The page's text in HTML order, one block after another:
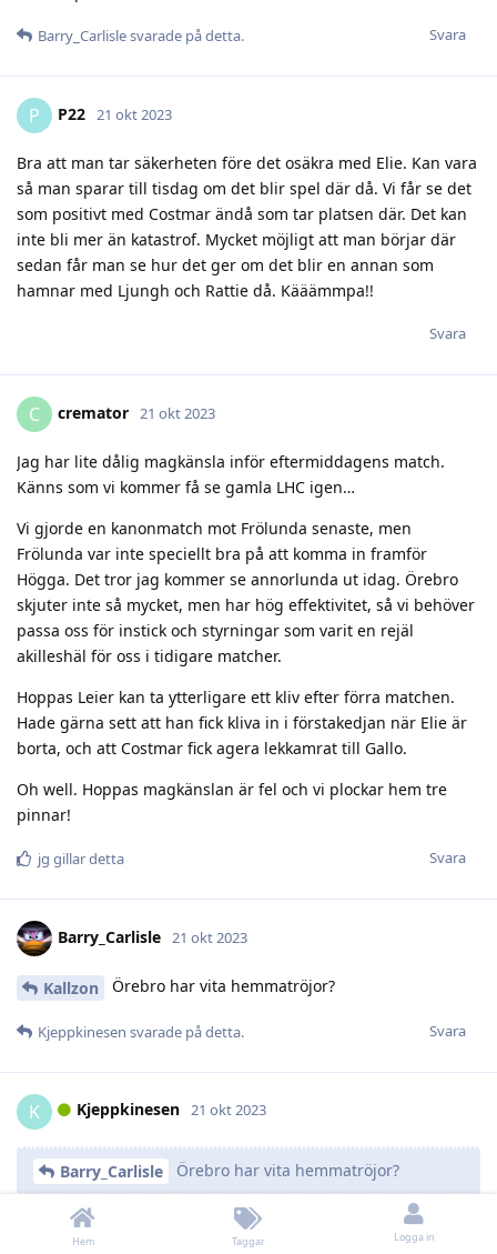
Svara
Barry_Carlislesvarade på detta.
P P22 21 okt 2023
Bra att man tar säkerheten före det osäkra med Elie. Kan vara
så man sparar till tisdag om det blir spel där då. Vi får se det
som positivt med Costmar ändå som tar platsen där. Det kan
inte bli mer än katastrof. Mycket möjligt att man börjar där
sedan får man se hur det ger om det blir en annan som
hamnar med Ljungh och Rattie då. Kääämmpa!!
Svara
C cremator 21 okt 2023
Jag har lite dålig magkänsla inför eftermiddagens match.
Känns som vi kommer få se gamla LHC igen…
Vi gjorde en kanonmatch mot Frölunda senaste, men
Frölunda var inte speciellt bra på att komma in framför
Högga. Det tror jag kommer se annorlunda ut idag. Örebro
skjuter inte så mycket, men har hög effektivitet, så vi behöver
passa oss för instick och styrningar som varit en rejäl
akilleshäl för oss i tidigare matcher.
Hoppas Leier kan ta ytterligare ett kliv efter förra matchen.
Hade gärna sett att han fick kliva in i förstakedjan när Elie är
borta, och att Costmar fick agera lekkamrat till Gallo.
Oh well. Hoppas magkänslan är fel och vi plockar hem tre
pinnar!
Svara
jg gillar detta
Barry_Carlisle 21 okt 2023
Kallzon Örebro har vita hemmatröjor?
Svara
Kjeppkinesen svarade på detta.
K Kjeppkinesen 21 okt 2023
Barry_Carlisle Örebro har vita hemmatröjor?
Nej. Det har de väl inte? Det är väl bara SHL:s favoritlag
Leksand som får spela i mörka tröjor på hemmaplan?
Hem Taggar Logga in